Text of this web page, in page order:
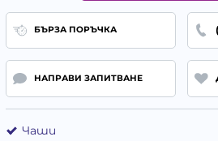
БЪРЗА ПОРЪЧКА
НАПРАВИ ЗАПИТВАНЕ
Чаши